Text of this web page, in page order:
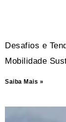
Desafios e
Mobilidade
Saiba Mais »